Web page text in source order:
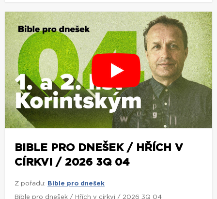
BIBLE PRO DNEŠEK / HŘÍCH V
CÍRKVI / 2026 3Q 04
Z pořadu: Bible pro dnešek
Bible pro dnešek / Hřích v církvi / 2026 3Q 04